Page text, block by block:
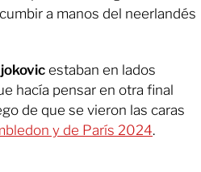
a manos del neerlandés
estaban en lados
hacía pensar en otra final
de que se vieron las caras
y de París 2024.